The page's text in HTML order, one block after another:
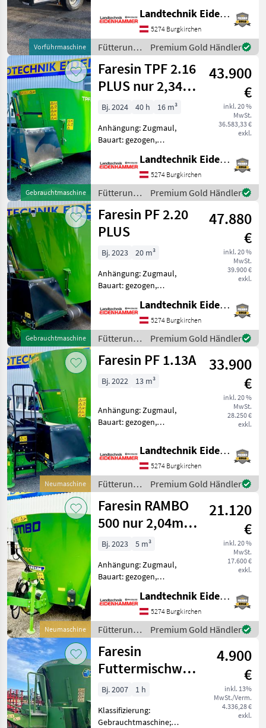
Trioliet
BVL
Strautmann
Kuhn
Alle 36
anzeigen
MODELL
TMR
1050
TMR
700
MARKTPLATZ
Marktplatz Händlerangebote Kleinanzeigen
Vorführmaschine
Mischsystem: Schnecken,
Entnahmefräse,
Wiegeeinrichtung - 4-
Zylinder Deutz Motor mit
105kW -
Landtechnik Eidenhammer GmbH
5274 Burgkirchen
Fütterungstechnik
/ Faresin
Premium Gold Händler
Gebrauchtmaschine
Faresin TPF 2.16
PLUS nur 2,34m
hoch!!!!!
43.900
€
inkl. 20 %
MwSt.
36.583,33 €
exkl.
Bj. 2024 40 h
16 m³
Anhängung: Zugmaul,
Bauart: gezogen,
Misch-Anordnung: vertikal,
Mischsystem: Schnecken,
Stützfuß, Wiegeeinrichtung
- Vertikalmischwage 16m³ -
A
Landtechnik Eidenhammer GmbH
5274 Burgkirchen
Fütterungstechnik
/ Faresin
Premium Gold Händler
Gebrauchtmaschine
Faresin PF 2.20
PLUS
47.880
€
inkl. 20 %
MwSt.
39.900 €
exkl.
Bj. 2023
20 m³
Anhängung: Zugmaul,
Bauart: gezogen,
Misch-Anordnung: vertikal,
Mischsystem: Schnecken,
Druckluftbremse, Stützfuß,
Wiegeeinrichtung -
Vertikalmis
Landtechnik Eidenhammer GmbH
5274 Burgkirchen
Fütterungstechnik
/ Faresin
Premium Gold Händler
Neumaschine
Faresin PF 1.13A
33.900
€
inkl. 20 %
MwSt.
28.250 €
exkl.
Bj. 2022 13 m³
Anhängung: Zugmaul,
Bauart: gezogen,
Misch-Anordnung: vertikal,
Mischsystem: Schnecken,
Stützfuß, Wiegeeinrichtung
- Austragung vorne
beidseitig
Landtechnik Eidenhammer GmbH
5274 Burgkirchen
Fütterungstechnik
/ Faresin
Premium Gold Händler
Neumaschine
Faresin RAMBO
500 nur 2,04m
hoch!!!
21.120
€
inkl. 20 %
MwSt.
17.600 €
exkl.
Bj. 2023
5 m³
Anhängung: Zugmaul,
Bauart: gezogen,
Misch-Anordnung: vertikal,
Mischsystem: Schnecken,
Stützfuß, Wiegeeinrichtung
- Beidseitige Austragung - W
Landtechnik Eidenhammer GmbH
5274 Burgkirchen
Fütterungstechnik
/ Faresin
Premium Gold Händler
Faresin
Futtermischwagen
Magnum TMRV
1100
4.900
€
inkl. 13%
MwSt./Verm.
4.336,28 €
exkl.
Bj. 2007
1 h
Klassifizierung:
Gebrauchtmaschine;